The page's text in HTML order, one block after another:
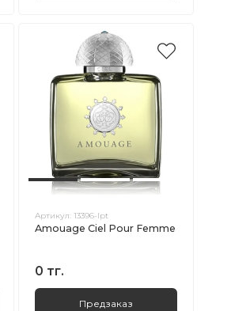
Артикул: 13396-lpt
Amouage Ciel Pour Femme
0 тг.
Предзаказ